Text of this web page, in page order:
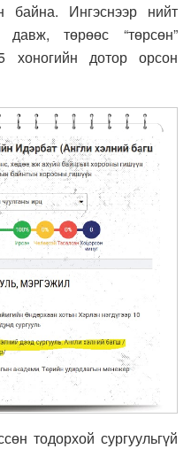
байна. Ингэснээр нийт
төрөөс “төрсөн”
хоногийн дотор орсон
тодорхой сургуульгүй